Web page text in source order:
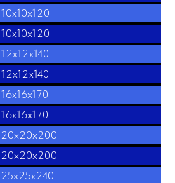
10х10х120
10х10х120
12х12х140
12х12х140
16х16х170
16х16х170
20х20х200
20х20х200
25х25х240